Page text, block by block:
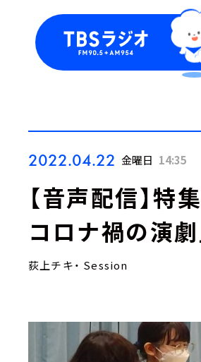
2022.04.22 金曜日 14:35
【音声配信】特
コロナ禍の演
荻上チキ・ Session